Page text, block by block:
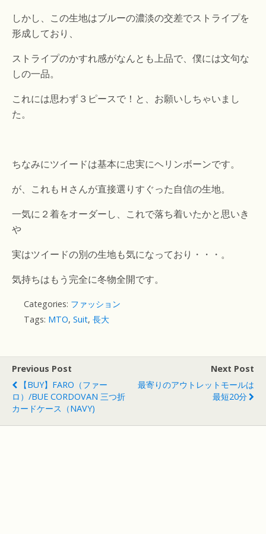
しかし、この生地はブルーの濃淡の交差でストライプを
形成しており、
ストライプのかすれ感がなんとも上品で、僕には文句な
しの一品。
これには思わず３ピースで！と、お願いしちゃいまし
た。
ちなみにツイードは基本に忠実にヘリンボーンです。
が、これもＨさんが直接選りすぐった自信の生地。
一気に２着をオーダーし、これで落ち着いたかと思いき
や
実はツイードの別の生地も気になっており・・・。
気持ちはもう完全に冬物全開です。
Categories: ファッション
Tags: MTO, Suit, 長大
Previous Post
【BUY】FARO（ファー
ロ）/BUE CORDOVAN 三つ折
カードケース（NAVY)
Next Post
最寄りのアウトレットモールは
最短20分